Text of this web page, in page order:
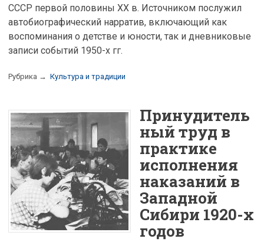
CCCP первой половины ХХ в. Источником послужил
автобиографический нарратив, включающий как
воспоминания о детстве и юности, так и дневниковые
записи событий 1950-х гг.
Рубрика → Культура и традиции
Принудитель
ный труд в
практике
исполнения
наказаний в
Западной
Сибири 1920-х
годов